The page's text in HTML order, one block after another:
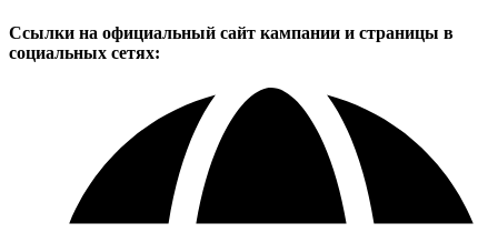
Ссылки на официальный сайт кампании и страницы в
социальных сетях: